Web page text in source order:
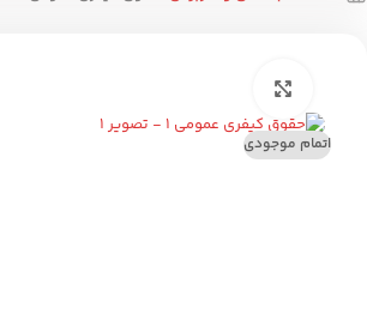
اتمام موجودی